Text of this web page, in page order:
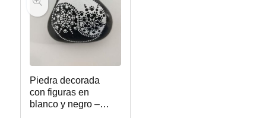
Piedra decorada
con figuras en
blanco y negro –